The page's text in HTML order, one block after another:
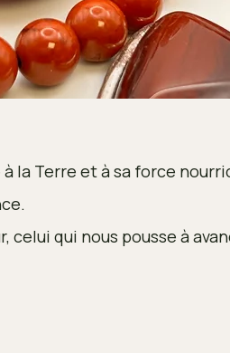
la Terre et à sa force
qui nous pousse à